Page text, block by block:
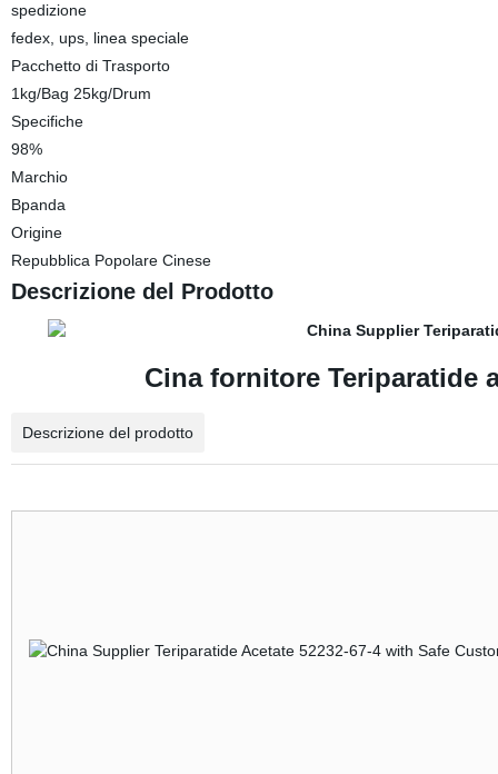
spedizione
fedex, ups, linea speciale
Pacchetto di Trasporto
1kg/Bag 25kg/Drum
Specifiche
98%
Marchio
Bpanda
Origine
Repubblica Popolare Cinese
Descrizione del Prodotto
Cina fornitore Teriparatide
Descrizione del prodotto